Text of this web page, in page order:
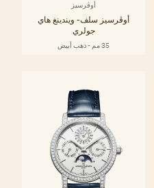
أوڤرسيز
أوڤرسيز سلف- ويندينغ هاي
جولري
35 مم - ذهب أبيض